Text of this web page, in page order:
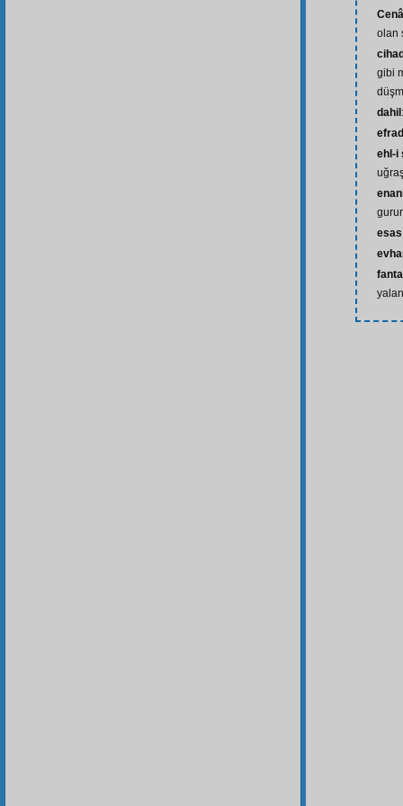
olan
gibi
dahil
efrad
ehl-i
gurur
esas